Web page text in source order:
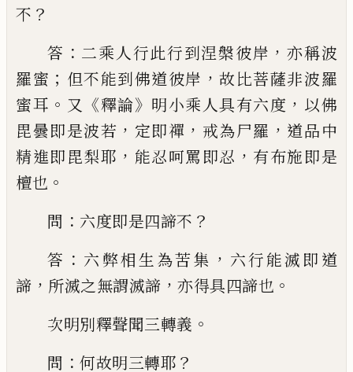
不 ？
答 ： 二乘人行此行到涅槃彼岸 ，亦稱波
羅蜜 ； 但不能到佛道彼岸 ，故比菩薩非波羅
蜜耳 。 又 《釋論》 明小乘人具有六度 ， 以佛
毘曇即是波若 ， 定即禪 ， 戒為尸羅 ， 道品中
精進即毘梨耶 ， 能忍呵罵即忍 ， 有布施即是
檀也 。
問 ： 六度即是四諦不 ？
答 ： 六弊相生為苦集 ， 六行能滅即道
諦 ， 所滅之無謂滅諦 ， 亦得具四諦也 。
次明別釋聲聞三轉義 。
問 ： 何故明三轉耶 ？